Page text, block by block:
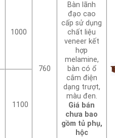
1000
760
Bàn lãnh
đạo cao
cấp sử dụng
chất liệu
veneer kết
hợp
melamine,
bàn có ổ
cắm điện
dạng trượt,
màu đen.
Giá bán
chưa bao
gồm tủ phụ,
hộc
1100